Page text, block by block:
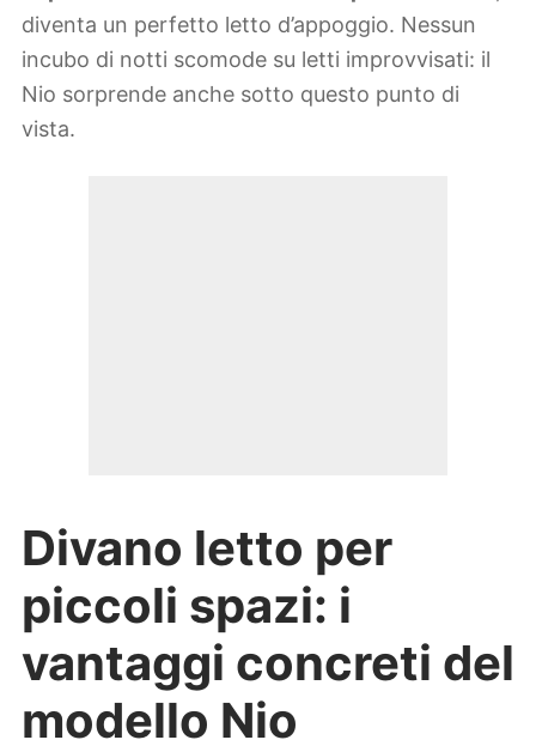
diventa un perfetto letto d’appoggio. Nessun
incubo di notti scomode su letti improvvisati: il
Nio sorprende anche sotto questo punto di
vista.
Divano letto per
piccoli spazi: i
vantaggi concreti del
modello Nio